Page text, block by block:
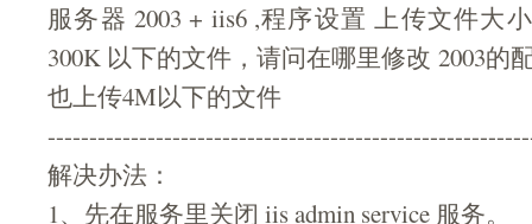
服务器 2003 + iis6 ,程序设置 上传文件大
300K 以下的文件，请问在哪里修改 2003的
也上传4M以下的文件
解决办法：
1、先在服务里关闭 iis admin service 服务。